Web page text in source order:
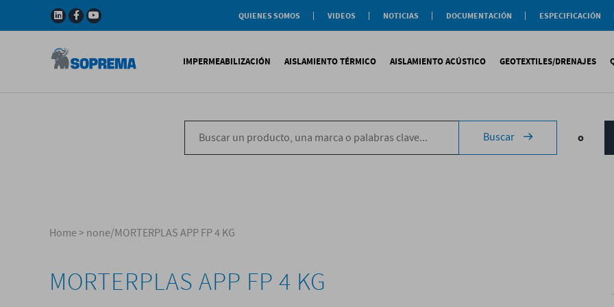
QUIENES SOMOS
VIDEOS
NOTICIAS
DOCUMENTACIÓN
Documentación General
ESPECIFICACIÓN
Certificaciones
IMPERMEABILIZACIÓN
Impermeabilización Bituminosa
Impermeabilización Sintética
Impermeabilización Líquida
AISLAMIENTO TÉRMICO
XPS
Texlosa
PIR
AISLAMIENTO ACÚSTICO
Tecsound®
Texfon
Texsilen
GEOTEXTILES/DRENAJES
Geotextiles
Drenajes
Buscar o
Home>none/MORTERPLAS APP FP 4 KG
MORTERPLAS APP FP 4 KG